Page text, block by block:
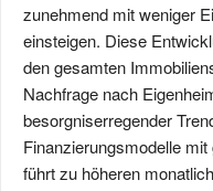
zunehmend mit weniger
einsteigen. Diese
den gesamten
Nachfrage nach
besorgniserregender
Finanzierungsmodelle
führt zu höheren